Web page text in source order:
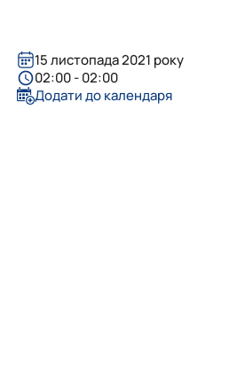
15 листопада 2021 року
02:00 - 02:00
Додати до календаря